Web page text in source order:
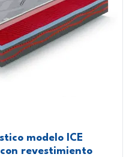
modelo ICE
revestimiento